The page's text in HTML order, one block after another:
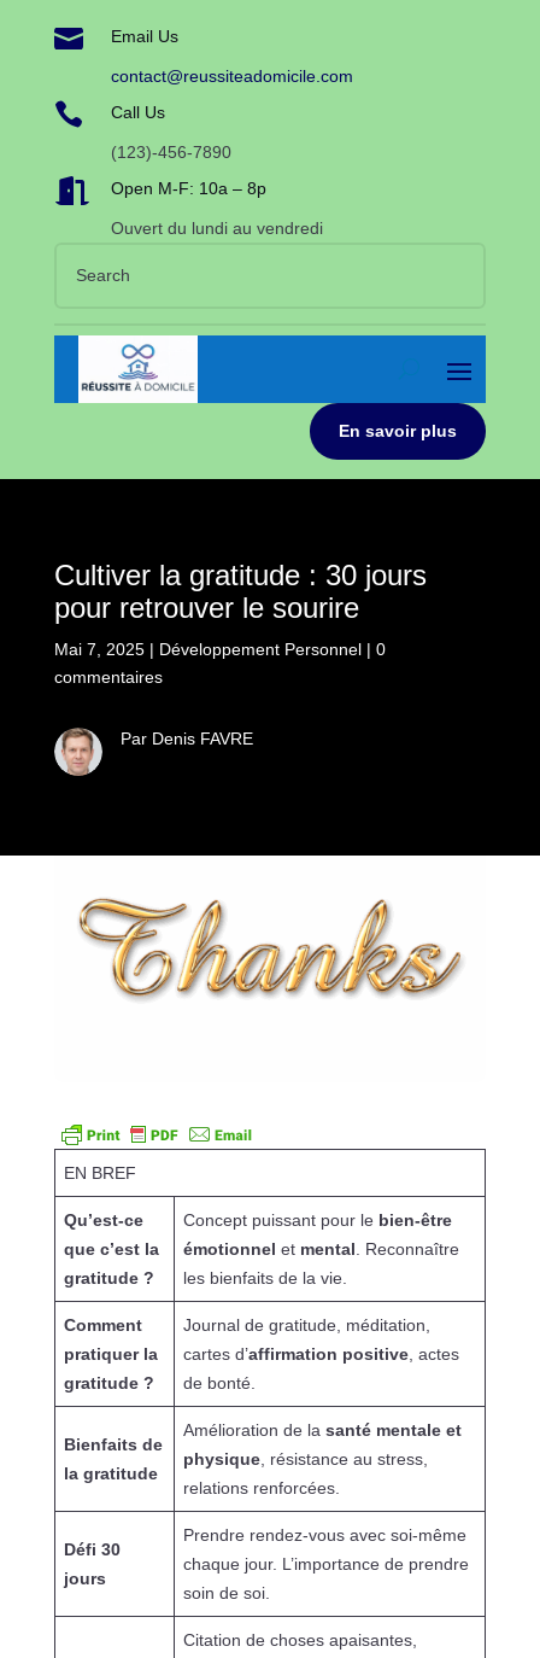
 Email Us
contact@reussiteadomicile.com
 Call Us
(123)-456-7890
 Open M-F: 10a – 8p
Ouvert du lundi au vendredi
En savoir plus
Cultiver la gratitude : 30 jours
pour retrouver le sourire
Mai 7, 2025| Développement Personnel| 0
commentaires
Par Denis FAVRE
EN BREF
Qu’est-ce
que c’est la
gratitude ?
Concept puissant pour le bien-être
émotionnel et mental . Reconnaître
les bienfaits de la vie.
Comment
pratiquer la
gratitude ?
Journal de gratitude, méditation,
cartes d’affirmation positive, actes
de bonté.
Bienfaits de
la gratitude
Amélioration de la santé mentale et
physique, résistance au stress,
relations renforcées.
Défi 30
jours
Prendre rendez-vous avec soi-même
chaque jour. L’importance de prendre
soin de soi.
Citation de choses apaisantes,